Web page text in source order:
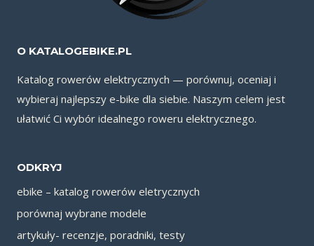
O KATALOGEBIKE.PL
Katalog rowerów elektrycznych — porównuj, oceniaj i
wybieraj najlepszy e-bike dla siebie. Naszym celem jest
ułatwić Ci wybór idealnego roweru elektrycznego.
ODKRYJ
ebike – katalog rowerów eletrycznych
porównaj wybrane modele
artykuły- recenzje, poradniki, testy